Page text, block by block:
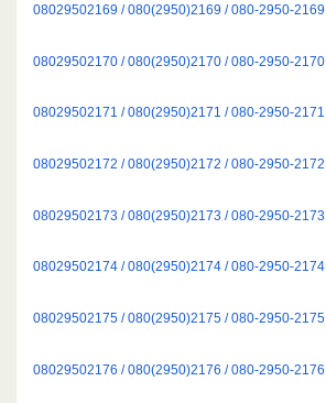
08029502169 / 080(2950)2169 / 080-2950-2169
08029502170 / 080(2950)2170 / 080-2950-2170
08029502171 / 080(2950)2171 / 080-2950-2171
08029502172 / 080(2950)2172 / 080-2950-2172
08029502173 / 080(2950)2173 / 080-2950-2173
08029502174 / 080(2950)2174 / 080-2950-2174
08029502175 / 080(2950)2175 / 080-2950-2175
08029502176 / 080(2950)2176 / 080-2950-2176